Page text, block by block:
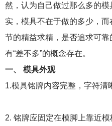
然，认为自己做过那么多的
实，模具不在于做的多少，
节的精益求精，是否追求可
有“差不多”的概念存在。
一、 模具外观
1.模具铭牌内容完整，字符清
2. 铭牌应固定在模脚上靠近